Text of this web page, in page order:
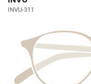
INVU-311